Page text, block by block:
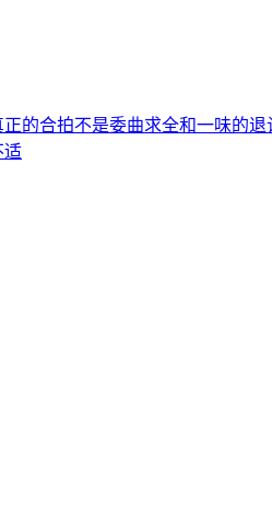
的合拍不是委曲求全和一味的
适